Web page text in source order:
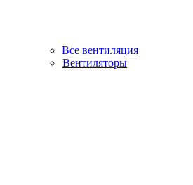
Все вентиляция
Вентиляторы